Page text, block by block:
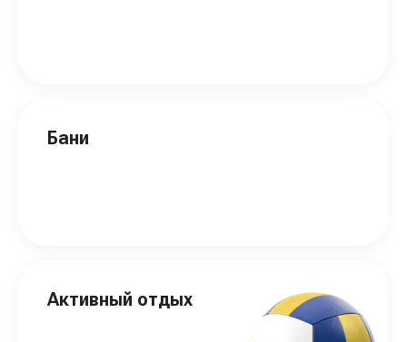
Бани
Активный отдых